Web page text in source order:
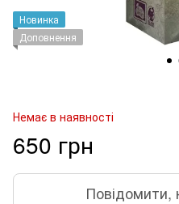
Новинка
Доповнення
Немає в наявності
650 грн
Повідомити,